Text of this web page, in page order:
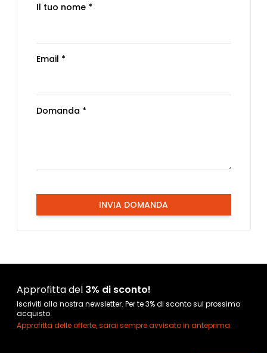
Il tuo nome *
Email *
Domanda *
INVIA DOMANDA
Approfitta del 3% di sconto!
Iscriviti alla nostra newsletter. Per te 3% di sconto sul prossimo
acquisto.
Approfitta delle offerte, sarai sempre avvisato in anteprima.